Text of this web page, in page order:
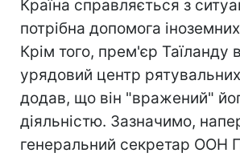
Країна справляється з
потрібна допомога
Крім того, прем'єр Таїланду
урядовий центр рятувальних
додав, що він "вражений"
діяльністю. Зазначимо,
генеральний секретар ООН